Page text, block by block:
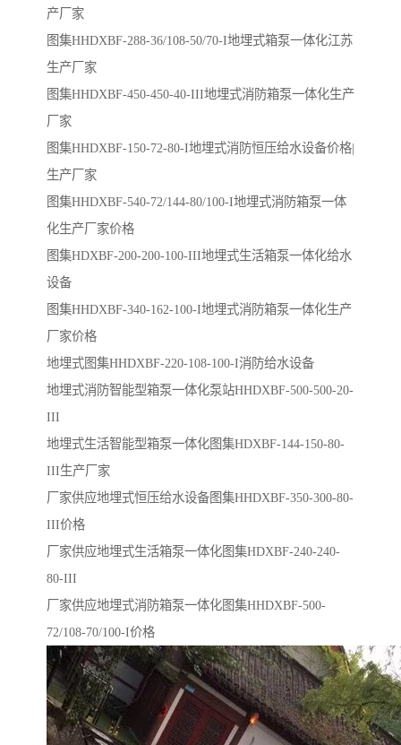
产厂家
图集HHDXBF-288-36/108-50/70-I地埋式箱泵一体化江苏
生产厂家
图集HHDXBF-450-450-40-III地埋式消防箱泵一体化生产
厂家
图集HHDXBF-150-72-80-I地埋式消防恒压给水设备价格|
生产厂家
图集HHDXBF-540-72/144-80/100-I地埋式消防箱泵一体
化生产厂家价格
图集HDXBF-200-200-100-III地埋式生活箱泵一体化给水
设备
图集HHDXBF-340-162-100-I地埋式消防箱泵一体化生产
厂家价格
地埋式图集HHDXBF-220-108-100-I消防给水设备
地埋式消防智能型箱泵一体化泵站HHDXBF-500-500-20-
III
地埋式生活智能型箱泵一体化图集HDXBF-144-150-80-
III生产厂家
厂家供应地埋式恒压给水设备图集HHDXBF-350-300-80-
III价格
厂家供应地埋式生活箱泵一体化图集HDXBF-240-240-
80-III
厂家供应地埋式消防箱泵一体化图集HHDXBF-500-
72/108-70/100-I价格